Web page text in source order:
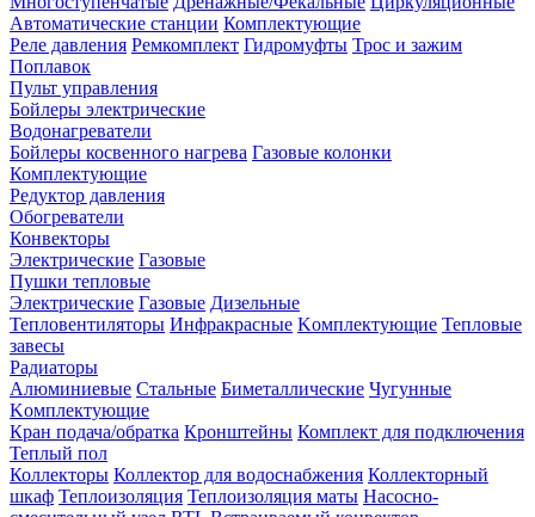
Автоматические станции Комплектующие
Реле давления Ремкомплект Гидромуфты Трос и зажим
Поплавок
Пульт управления
Бойлеры электрические
Водонагреватели
Бойлеры косвенного нагрева Газовые колонки
Комплектующие
Редуктор давления
Обогреватели
Конвекторы
Электрические Газовые
Пушки тепловые
Электрические Газовые Дизельные
Тепловентиляторы Инфракрасные Kомплектующие Тепловые
завесы
Радиаторы
Алюминиевые Стальные Биметаллические Чугунные
Kомплектующие
Кран подача/обратка Кронштейны Комплект для подключения
Теплый пол
Коллекторы Коллектор для водоснабжения Коллекторный
шкаф Теплоизоляция Теплоизоляция маты Насосно-